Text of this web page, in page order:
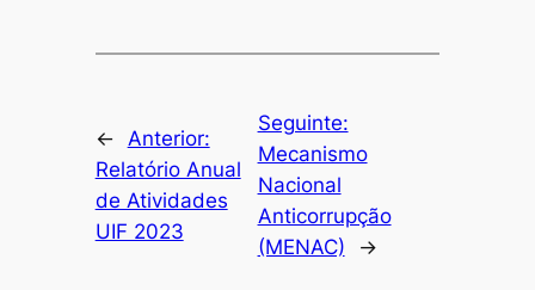
← Anterior:
Relatório Anual
de Atividades
UIF 2023
Seguinte:
Mecanismo
Nacional
Anticorrupção
(MENAC)
→